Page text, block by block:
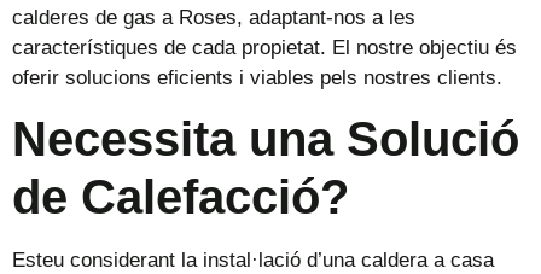
calderes de gas a Roses, adaptant-nos a les
característiques de cada propietat. El nostre objectiu és
oferir solucions eficients i viables pels nostres clients.
Necessita una Solució
de Calefacció?
Esteu considerant la instal·lació d’una caldera a casa